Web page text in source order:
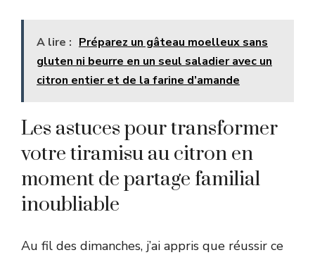
A lire : Préparez un gâteau moelleux sans
gluten ni beurre en un seul saladier avec un
citron entier et de la farine d’amande
Les astuces pour transformer
votre tiramisu au citron en
moment de partage familial
inoubliable
Au fil des dimanches, j’ai appris que réussir ce